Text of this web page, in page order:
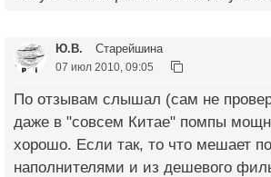
Ю.В. Старейшина
07 июл 2010, 09:05
По отзывам слышал (сам не
даже в "совсем Китае" помпы
хорошо. Если так, то что мешает
наполнителями и из дешевого